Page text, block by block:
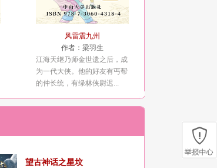
风雷震九州
作者： 梁羽生
江海天继乃师金世遗之后，成
为一代大侠。他的好友有丐帮
的仲长统，有绿林侠尉迟...
望古神话之星坟